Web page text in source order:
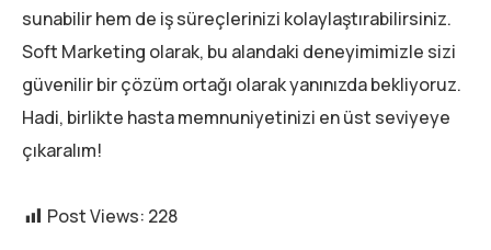
sunabilir hem de iş süreçlerinizi kolaylaştırabilirsiniz.
Soft Marketing olarak, bu alandaki deneyimimizle sizi
güvenilir bir çözüm ortağı olarak yanınızda bekliyoruz.
Hadi, birlikte hasta memnuniyetinizi en üst seviyeye
çıkaralım!
Post Views: 228